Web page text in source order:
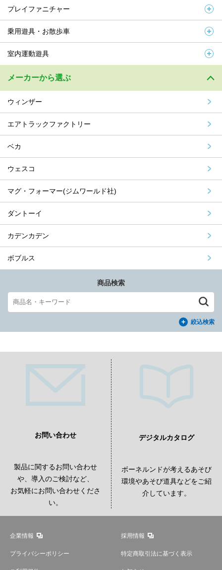
プレイファニチャー
乗用遊具・お散歩車
室内運動遊具
メーカーから選ぶ
ウィンザー
エアトラックファクトリー
ベカ
ウェスコ
マグ・フォーマー(ジムワールド社)
ダントーイ
カデンカデン
ボブルス
商品検索
絞込検索
お問い合わせ
製品に関するお問い合わせ
や、導入のご検討など、
お気軽にお問い合わせくださ
い。
デジタルカタログ
ボーネルンドが考えるあそび
環境やあそび道具などをご紹
介しています。
企業情報 採用情報
プライバシーポリシー 特定商取引法に基づく表示